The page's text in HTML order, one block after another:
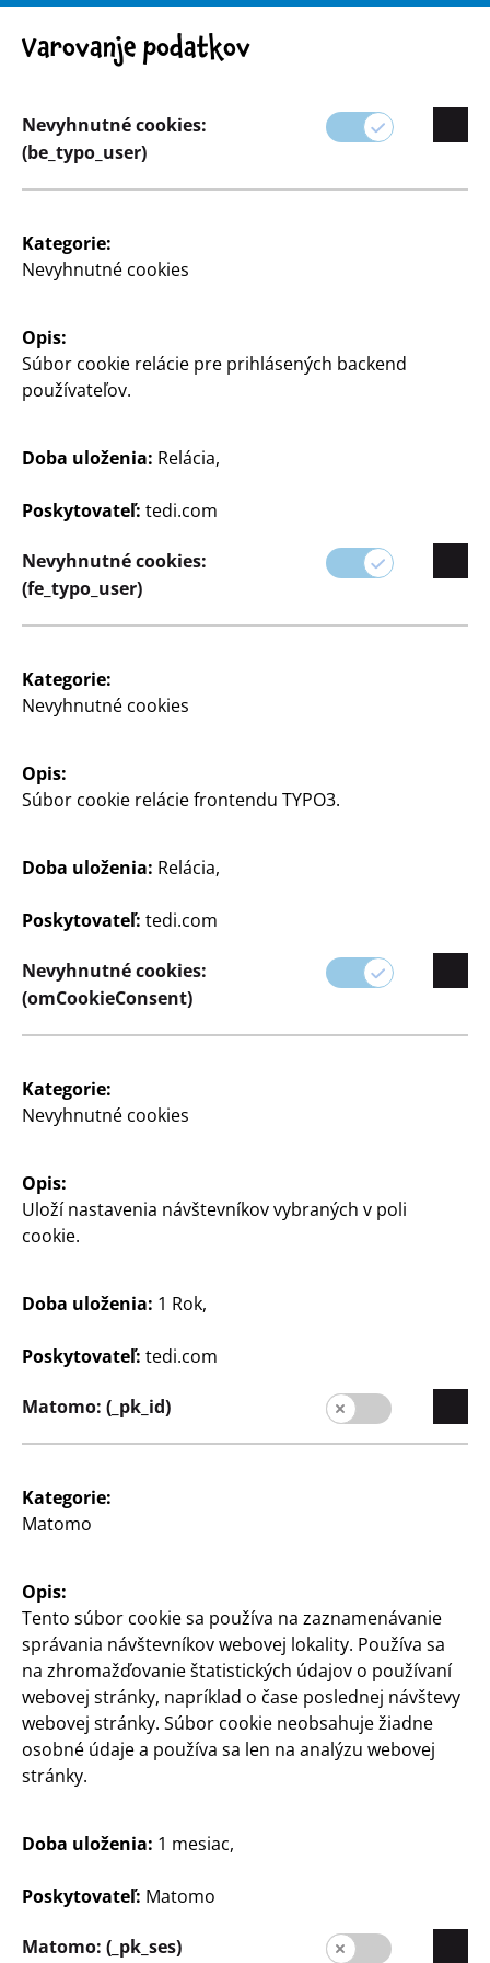
Farebná podložka Pelikan
DIN A4, 100 listov, 2 rôzne vzory
vašej predajne TEDi
Spoločnosť
Kariéra
Kvalita
Udržateľnosť
Informácia pre zákazníkov
Vyhľadávač pobočiek
Slovensko / Slowakisch
Kontakt
Informácia pre zákazníkov
Ochrana údajov
Systém pre oznamovateľov
Varovanje podatkov
Nevyhnutné cookies:
(be_typo_user)
Kategorie:
Nevyhnutné cookies
Opis:
Súbor cookie relácie pre prihlásených backend
používateľov.
Doba uloženia: Relácia,
Poskytovateľ: tedi.com
Nevyhnutné cookies:
(fe_typo_user)
Kategorie:
Nevyhnutné cookies
Opis:
Súbor cookie relácie frontendu TYPO3.
Doba uloženia: Relácia,
Poskytovateľ: tedi.com
Nevyhnutné cookies:
(omCookieConsent)
Kategorie:
Nevyhnutné cookies
Opis:
Uloží nastavenia návštevníkov vybraných v poli
cookie.
Doba uloženia: 1 Rok,
Poskytovateľ: tedi.com
Matomo: (_pk_id)
Kategorie:
Matomo
Opis:
Tento súbor cookie sa používa na zaznamenávanie
správania návštevníkov webovej lokality. Používa sa
na zhromažďovanie štatistických údajov o používaní
webovej stránky, napríklad o čase poslednej návštevy
webovej stránky. Súbor cookie neobsahuje žiadne
osobné údaje a používa sa len na analýzu webovej
stránky.
Doba uloženia: 1 mesiac,
Poskytovateľ: Matomo
Matomo: (_pk_ses)